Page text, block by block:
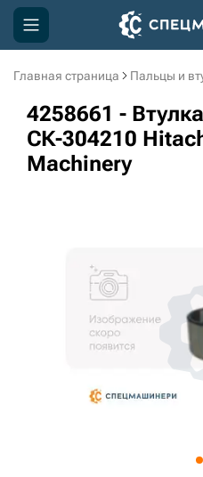
Главная страница Пальцы и
4258661 -
СК-304210
Machinery
Компания
Акции
Доставка и оплата
3D тур по производству